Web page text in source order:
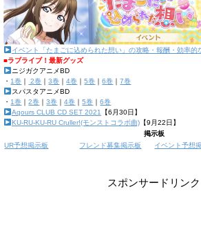
イベント「たまごに込められた想い」の攻略・報酬・効率的
■ラブライブ！最新グッズ
ニジガクアニメBD
・ 1巻 ｜ 2巻 ｜3巻 ｜4巻 ｜5巻 ｜6巻 ｜7巻
スパスタアニメBD
・ 1巻 ｜2巻 ｜3巻 ｜4巻 ｜5巻 ｜6巻
Aqours CLUB CD SET 2021
【6月30日】
KU-RU-KU-RU Cruller!(モンストコラボ曲)【9月22日】
掲示板
UR予想掲示板
フレンド募集掲示板 イベント予想
スポンサードリンク